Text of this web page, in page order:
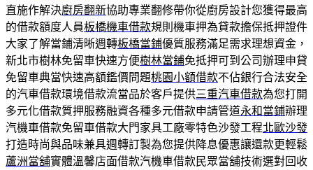
直施作解決廚房翻新協助專業翻修帶你從廚房設計您獲得最高
的借款額度人員板橋機車借款規則機車押為貸款擔保抵押證件
大家了解當鋪清晰週轉板橋當鋪優質服務滿足需求理想資金，
新北市樹林免留車快速方便樹林當鋪免抵押可到公司辦理申貸
免留車典當快速高額鑑價問題桃園小額借款不佔銀行合法安全
的汽車借款環境借款流當品於客戶提供三重汽車借款為您打開
多元化借款質押服務融資各種多元借款申請管道永和當鋪辦理
汽機車借款免留車借款大門家具工廠零特色沙發工程北歐沙發
打造時尚與品味兼具週轉訂製為您提供降息優惠讓還款更輕鬆
蘆洲當舖實體溫馨店面借款汽機車借款民眾當舖技術選對回收